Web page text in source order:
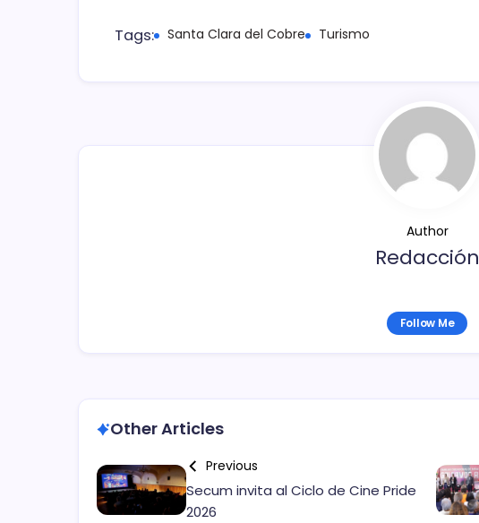
c ittai m
Tags: Santa Clara del Cobre Turismo
Author
Redacción
Follow Me
Other Articles
Previous
Secum invita al Ciclo de Cine Pride
2026